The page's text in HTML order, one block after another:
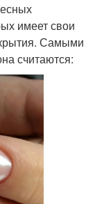
имеет свои
Самыми
считаются: